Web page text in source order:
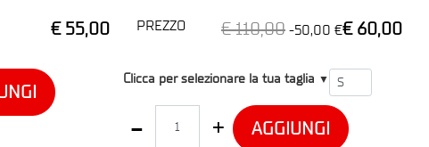
€ 55,00 PREZZO € 110,00 -50,00 €€ 60,00
T1
Clicca per selezionare la tua taglia ▼
AGGIUNGI